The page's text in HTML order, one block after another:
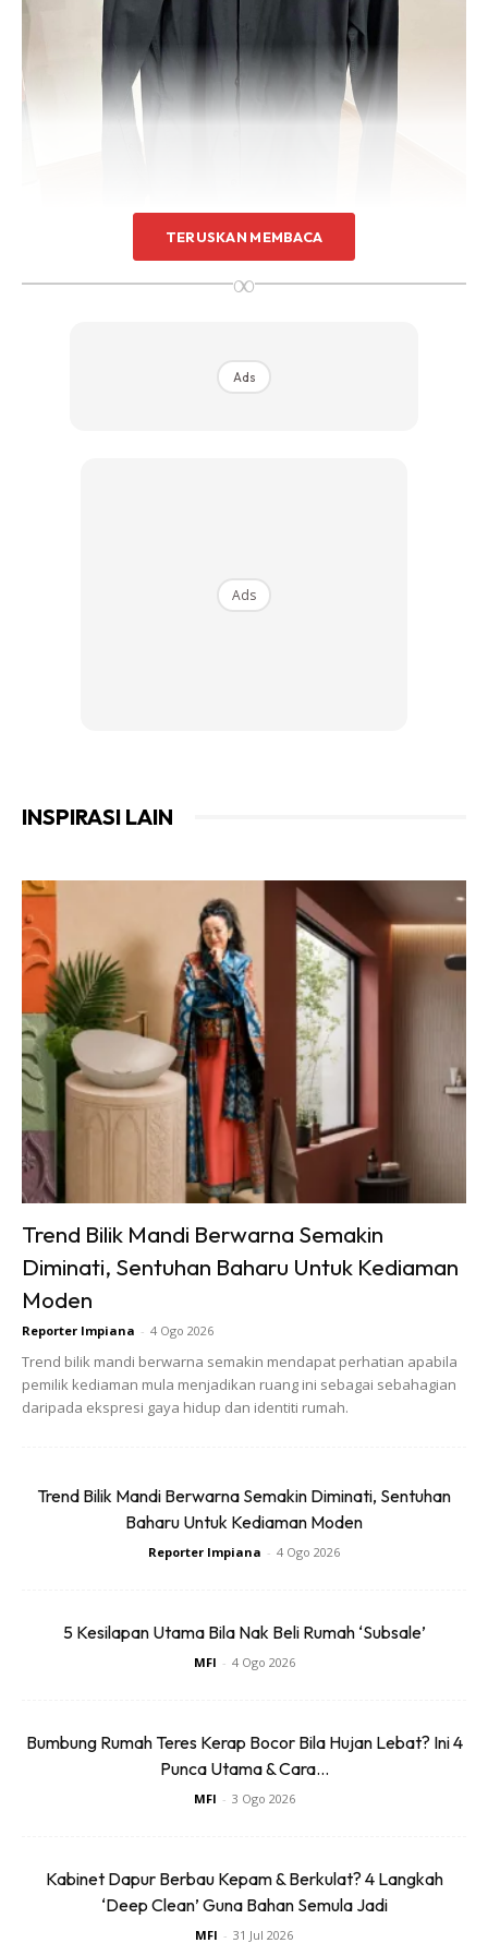
Sentuhan Midas penuh kemewahan dan elegant
untuk kediaman anda.
Rahsia dari IMPIANA, download sekarang di
KIni, ada satu rahsia dan kaedah yang boleh anda lakukan
Sabun pencuci ‘ajaib’ ini dipercayai berkesan untuk
mengembalikan fabrik pakaian yang sudah lusuh dan pudar
Jika anda mahu mendapatkan serbuk pencuci ini, anda
boleh mendapatkannya dengan membuat pembelian
secara dalam talian menerusi aplikasi
TERUSKAN MEMBACA
∞
Ads
Ads
INSPIRASI LAIN
Trend Bilik Mandi Berwarna Semakin
Diminati, Sentuhan Baharu Untuk Kediaman
Moden
Reporter Impiana - 4 Ogo 2026
Trend bilik mandi berwarna semakin mendapat perhatian apabila
pemilik kediaman mula menjadikan ruang ini sebagai sebahagian
daripada ekspresi gaya hidup dan identiti rumah.
Trend Bilik Mandi Berwarna Semakin Diminati, Sentuhan
Baharu Untuk Kediaman Moden
Reporter Impiana - 4 Ogo 2026
5 Kesilapan Utama Bila Nak Beli Rumah ‘Subsale’
MFI - 4 Ogo 2026
Bumbung Rumah Teres Kerap Bocor Bila Hujan Lebat? Ini 4
Punca Utama & Cara...
MFI - 3 Ogo 2026
Kabinet Dapur Berbau Kepam & Berkulat? 4 Langkah
‘Deep Clean’ Guna Bahan Semula Jadi
MFI - 31 Jul 2026